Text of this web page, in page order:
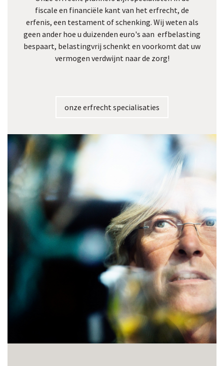
fiscale en financiële kant van het erfrecht, de
erfenis, een testament of schenking. Wij weten als
geen ander hoe u duizenden euro's aan erfbelasting
bespaart, belastingvrij schenkt en voorkomt dat uw
vermogen verdwijnt naar de zorg!
onze erfrecht specialisaties